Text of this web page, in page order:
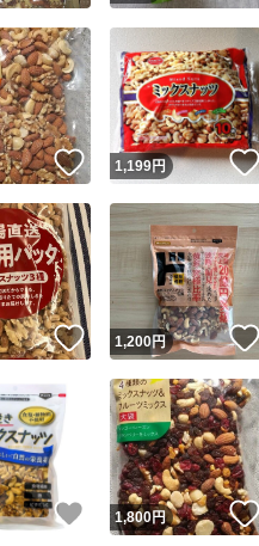
いいね！
1,199円
いいね！
1,200円
いいね！
1,800円